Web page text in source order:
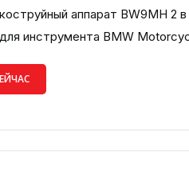
аппарат BW9MH 2
инструмента BMW